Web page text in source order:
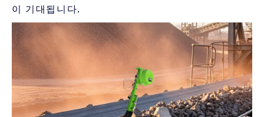
이 기대됩니다.